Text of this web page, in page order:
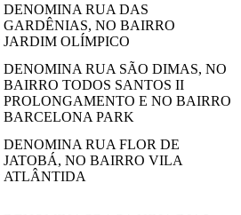
DENOMINA RUA DAS
GARDÊNIAS, NO BAIRRO
JARDIM OLÍMPICO
DENOMINA RUA SÃO DIMAS, NO
BAIRRO TODOS SANTOS II
PROLONGAMENTO E NO BAIRRO
BARCELONA PARK
DENOMINA RUA FLOR DE
JATOBÁ, NO BAIRRO VILA
ATLÂNTIDA